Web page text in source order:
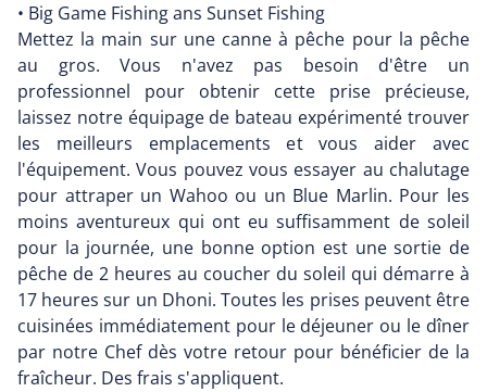
• Big Game Fishing ans Sunset Fishing
Mettez la main sur une canne à pêche pour la pêche
au gros. Vous n'avez pas besoin d'être un
professionnel pour obtenir cette prise précieuse,
laissez notre équipage de bateau expérimenté trouver
les meilleurs emplacements et vous aider avec
l'équipement. Vous pouvez vous essayer au chalutage
pour attraper un Wahoo ou un Blue Marlin. Pour les
moins aventureux qui ont eu suffisamment de soleil
pour la journée, une bonne option est une sortie de
pêche de 2 heures au coucher du soleil qui démarre à
17 heures sur un Dhoni. Toutes les prises peuvent être
cuisinées immédiatement pour le déjeuner ou le dîner
par notre Chef dès votre retour pour bénéficier de la
fraîcheur. Des frais s'appliquent.